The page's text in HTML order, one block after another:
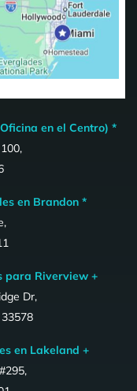
en el Centro) *
en Brandon *
para Riverview +
Dr,
en Lakeland +